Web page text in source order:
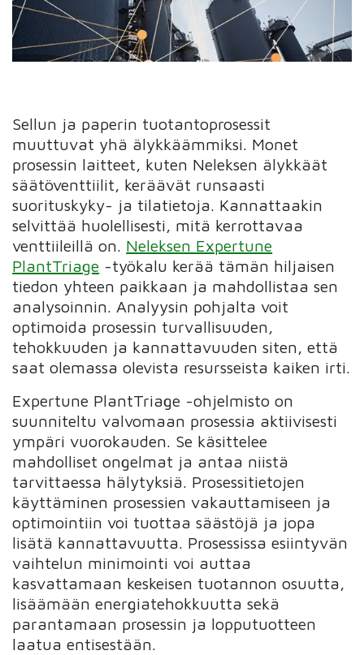
Sellun ja paperin tuotantoprosessit
muuttuvat yhä älykkäämmiksi. Monet
prosessin laitteet, kuten Neleksen älykkäät
säätöventtiilit, keräävät runsaasti
suorituskyky- ja tilatietoja. Kannattaakin
selvittää huolellisesti, mitä kerrottavaa
venttiileillä on. Neleksen Expertune
PlantTriage -työkalu kerää tämän hiljaisen
tiedon yhteen paikkaan ja mahdollistaa sen
analysoinnin. Analyysin pohjalta voit
optimoida prosessin turvallisuuden,
tehokkuuden ja kannattavuuden siten, että
saat olemassa olevista resursseista kaiken irti.
Expertune PlantTriage -ohjelmisto on
suunniteltu valvomaan prosessia aktiivisesti
ympäri vuorokauden. Se käsittelee
mahdolliset ongelmat ja antaa niistä
tarvittaessa hälytyksiä. Prosessitietojen
käyttäminen prosessien vakauttamiseen ja
optimointiin voi tuottaa säästöjä ja jopa
lisätä kannattavuutta. Prosessissa esiintyvän
vaihtelun minimointi voi auttaa
kasvattamaan keskeisen tuotannon osuutta,
lisäämään energiatehokkuutta sekä
parantamaan prosessin ja lopputuotteen
laatua entisestään.